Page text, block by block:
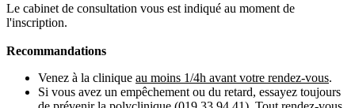
Le cabinet de consultation vous est indiqué au moment de
l'inscription.
Recommandations
Venez à la clinique au moins 1/4h avant votre rendez-vous.
Si vous avez un empêchement ou du retard, essayez toujours